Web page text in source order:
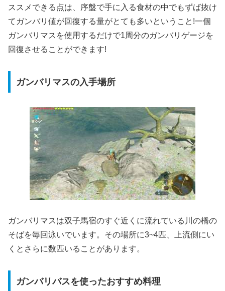
ススメできる点は、序盤で手に入る食材の中でもずば抜け
てガンバリ値が回復する量がとても多いということ!一個
ガンバリマスを使用するだけで1周分のガンバリゲージを
回復させることができます!
ガンバリマスの入手場所
ガンバリマスは双子馬宿のすぐ近くに流れている川の橋の
そばを毎回泳いでいます。その場所に3~4匹、上流側にい
くとさらに数匹いることがあります。
ガンバリバスを使ったおすすめ料理